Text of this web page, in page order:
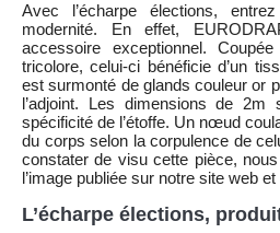
Avec l’écharpe élections,
modernité. En effet,
accessoire exceptionnel.
tricolore, celui-ci bénéficie d’un
est surmonté de glands couleur or
l’adjoint. Les dimensions de
spécificité de l’étoffe. Un nœud
du corps selon la corpulence de
constater de visu cette pièce,
l’image publiée sur notre site web
L’écharpe élections,